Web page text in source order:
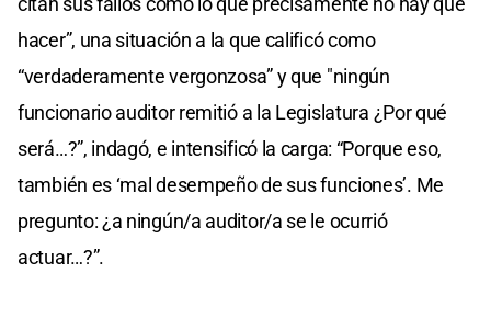
hacer”, una situación a la que calificó como
“verdaderamente vergonzosa” y que "ningún
funcionario auditor remitió a la Legislatura ¿Por qué
será…?”, indagó, e intensificó la carga: “Porque eso,
también es ‘mal desempeño de sus funciones’. Me
pregunto: ¿a ningún/a auditor/a se le ocurrió
actuar…?”.